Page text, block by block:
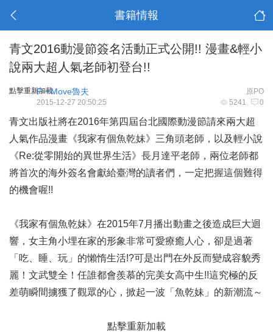
書籍情報
青文2016動漫節簽名活動正式公開!! 漫畫&輕小
說兩大超人氣老師初登台!!
點擊重新加載 原PO
F一Move魯夫
5241 0
2015-12-27 20:50:25
青文出版社將在2016年第四屆台北國際動漫節請來兩大超
人氣作品漫畫《我家有個魚乾妹》三角頭老師，以及輕小說
《Re:從零開始的異世界生活》長月達平老師，兩位老師都
將首次的海外簽名會獻給臺灣的讀者們，一定把握這個難得
的機會喔!!
《我家有個魚乾妹》在2015年7月播出動畫之後造成巨大迴
響，女主角小埋在家的形象非常可愛療癒人心，卻是過著
「吃、睡、玩」的懶惰生活!?可是出門在外反而變成容貌秀
麗！文武雙全！任誰都會羨慕的完美女高中生!!這究極的反
差萌瞬間擄獲了觀眾的心，掀起一波「魚乾妹」的新潮流～
點擊重新加載